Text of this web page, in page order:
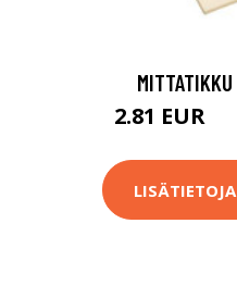
MITTATIKKU
2.81 EUR
LISÄTIETOJA